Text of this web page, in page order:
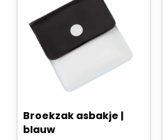
Broekzak asbakje |
blauw